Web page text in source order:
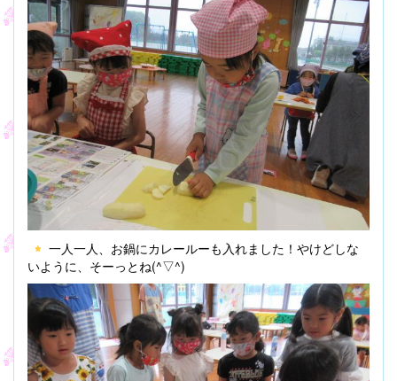
一人一人、お鍋にカレールーも入れました！やけどしな
いように、そーっとね(^▽^)